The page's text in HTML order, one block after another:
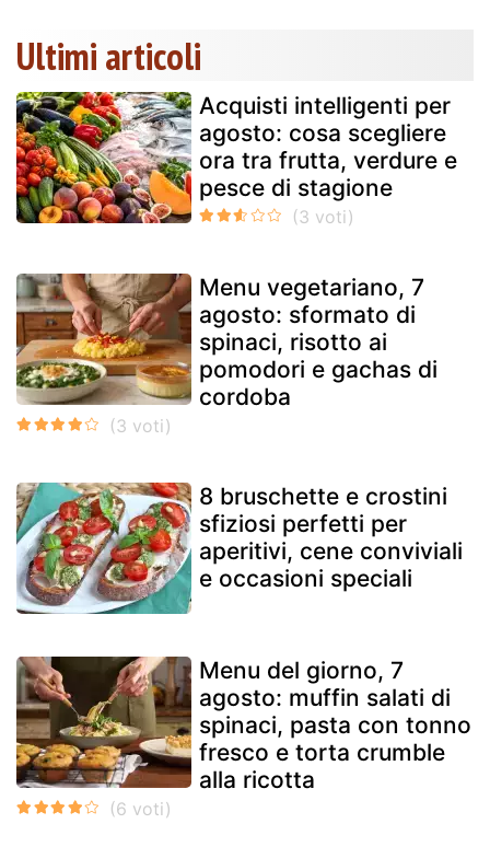
Ultimi articoli
Acquisti intelligenti per
agosto: cosa scegliere
ora tra frutta, verdure e
pesce di stagione
Menu vegetariano, 7
agosto: sformato di
spinaci, risotto ai
pomodori e gachas di
cordoba
8 bruschette e crostini
sfiziosi perfetti per
aperitivi, cene conviviali
e occasioni speciali
Menu del giorno, 7
agosto: muffin salati di
spinaci, pasta con tonno
fresco e torta crumble
alla ricotta